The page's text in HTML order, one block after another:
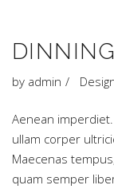
by admin
Aenean
ullam corper
Maecenas
quam semper